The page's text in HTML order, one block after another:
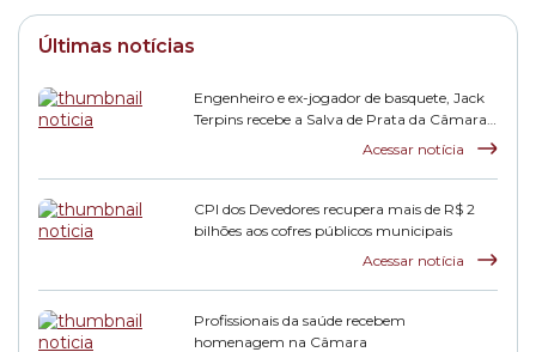
Últimas notícias
Engenheiro e ex-jogador de basquete, Jack
Terpins recebe a Salva de Prata da Câmara
Acessar notícia
CPI dos Devedores recupera mais de R$ 2
bilhões aos cofres públicos municipais
Acessar notícia
Profissionais da saúde recebem
homenagem na Câmara